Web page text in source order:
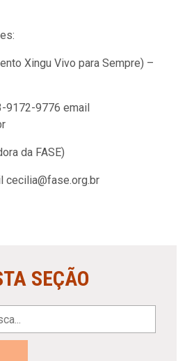
Xingu Vivo para Sempre) –
9172-9776 email
da FASE)
cecilia@fase.org.br
SEÇÃO